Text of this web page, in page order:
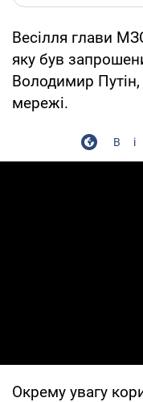
Весілля глави
яку був
Володимир
мережі.
Окрему увагу